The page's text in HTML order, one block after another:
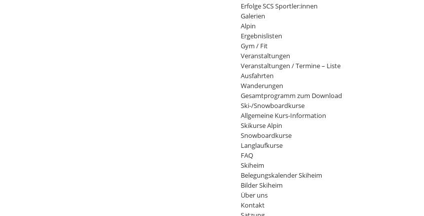
Erfolge SCS Sportler:innen
Galerien
Alpin
Ergebnislisten
Gym / Fit
Veranstaltungen
Veranstaltungen / Termine – Liste
Ausfahrten
Wanderungen
Gesamtprogramm zum Download
Ski-/Snowboardkurse
Allgemeine Kurs-Information
Skikurse Alpin
Snowboardkurse
Langlaufkurse
FAQ
Skiheim
Belegungskalender Skiheim
Bilder Skiheim
Über uns
Kontakt